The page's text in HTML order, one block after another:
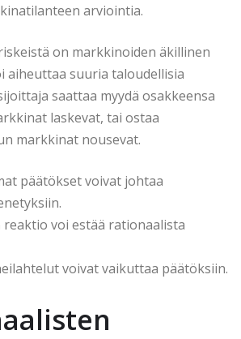
arviointia.
on markkinoiden äkillinen
aiheuttaa suuria taloudellisia
saattaa myydä osakkeensa
laskevat, tai ostaa
markkinat nousevat.
päätökset voivat johtaa
reaktio voi estää rationaalista
voivat vaikuttaa päätöksiin.